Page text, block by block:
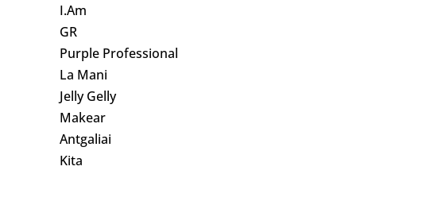
I.Am
GR
Purple Professional
La Mani
Jelly Gelly
Makear
Antgaliai
Kita